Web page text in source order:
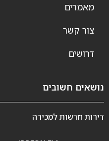
מאמרים
צור קשר
דרושים
נושאים חשובים
דירות חדשות למכירה